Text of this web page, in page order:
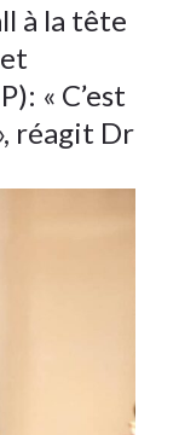
à la tête
« C’est
réagit Dr